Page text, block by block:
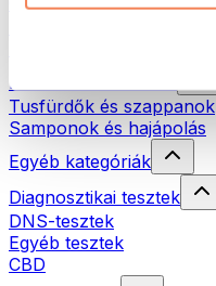
Natúrkozmetikumok
Tusfürdők és szappanok
Samponok és hajápolás
Egyéb kategóriák
Diagnosztikai tesztek
DNS-tesztek
Egyéb tesztek
CBD